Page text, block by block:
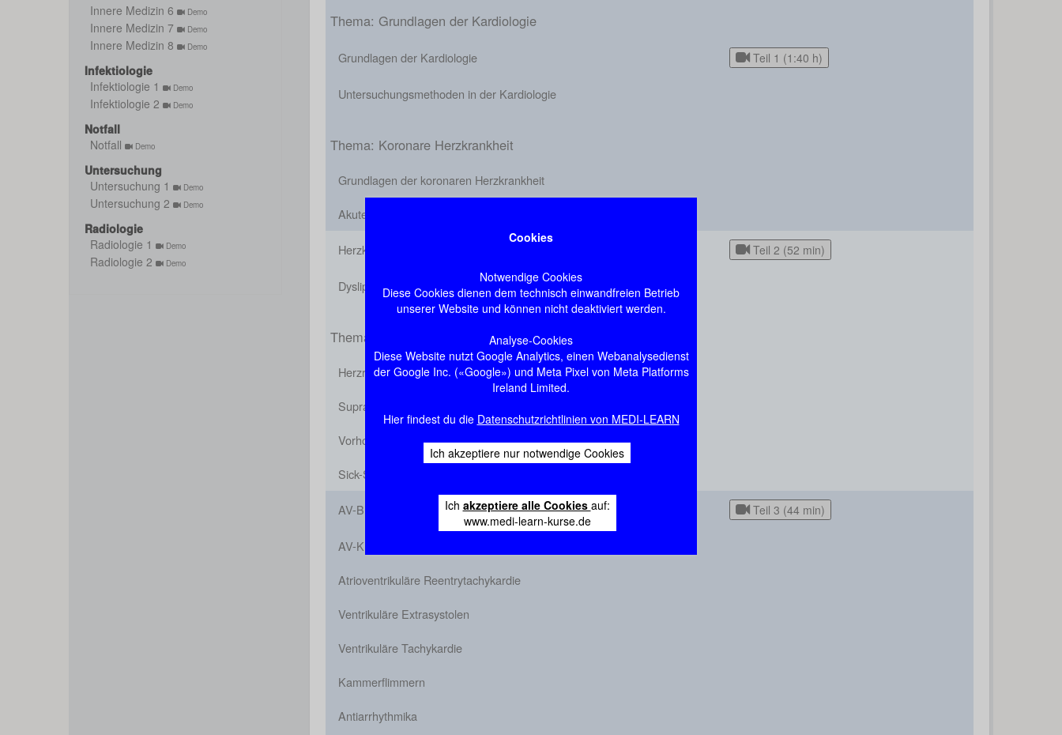
Cookies
Notwendige Cookies
Diese Cookies dienen dem technisch einwandfreien Betrieb
unserer Website und können nicht deaktiviert werden.
Analyse-Cookies
Diese Website nutzt Google Analytics, einen Webanalysedienst
der Google Inc. («Google») und Meta Pixel von Meta Platforms
Ireland Limited.
Hier findest du die Datenschutzrichtlinien von MEDI-LEARN
Ich akzeptiere nur notwendige Cookies
Ich akzeptiere alle Cookies auf:
www.medi-learn-kurse.de
Innere Medizin 6 Demo
Innere Medizin 7 Demo
Innere Medizin 8 Demo
Infektiologie
Infektiologie 1
Demo
Infektiologie 2 Demo
Notfall
Notfall
Demo
Untersuchung
Untersuchung 1
Demo
Untersuchung 2 Demo
Radiologie
Radiologie 1
Demo
Radiologie 2 Demo
Thema: Grundlagen der Kardiologie
Grundlagen der Kardiologie Teil 1 (1:40 h)
Untersuchungsmethoden in der Kardiologie
Thema: Koronare Herzkrankheit
Grundlagen der koronaren Herzkrankheit
Akutes Koronarsyndrom und Myokardinfarkt
Herzkatheteruntersuchung Teil 2 (52 min)
Dyslipidämien
Thema: Rhythmusstörungen
Herzrhythmusstörungen
Supraventrikuläre Extrasystolen
Vorhofflimmern/Vorhofflattern
Sick-Sinus-Syndrom
AV-Block Teil 3 (44 min)
AV-Knoten-Reentrytachykardie
Atrioventrikuläre Reentrytachykardie
Ventrikuläre Extrasystolen
Ventrikuläre Tachykardie
Kammerflimmern
Antiarrhythmika